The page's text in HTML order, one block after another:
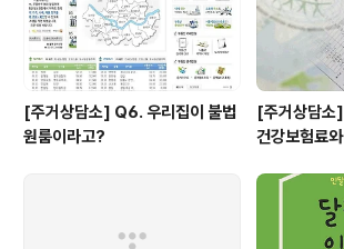
[주거상담소] Q6. 우리집이 불법
원룸이라고?
[주거상담소
건강보험료